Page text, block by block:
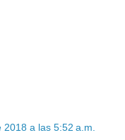
a las 5:52 a.m.